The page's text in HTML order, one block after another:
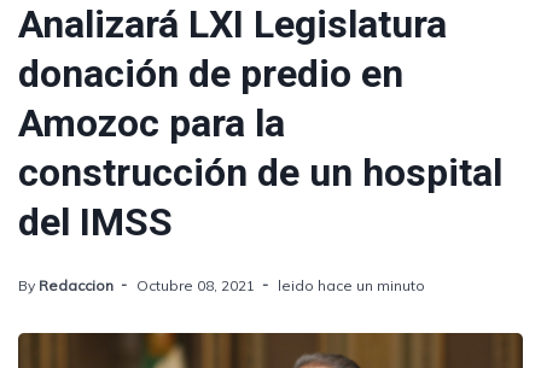
Analizará LXI Legislatura
donación de predio en
Amozoc para la
construcción de un hospital
del IMSS
By Redaccion Octubre 08, 2021 leido hace un minuto